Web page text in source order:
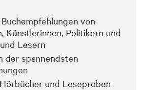
von
Künstlerinnen, Politikern und
Lesern
der spannendsten
und Leseproben